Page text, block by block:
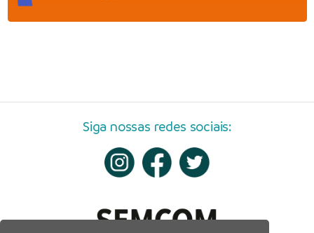
Siga nossas redes sociais: